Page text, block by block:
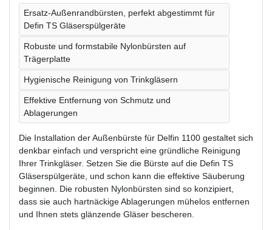
Ersatz-Außenrandbürsten, perfekt abgestimmt für
Defin TS Gläserspülgeräte
Robuste und formstabile Nylonbürsten auf
Trägerplatte
Hygienische Reinigung von Trinkgläsern
Effektive Entfernung von Schmutz und
Ablagerungen
Die Installation der Außenbürste für Delfin 1100 gestaltet sich
denkbar einfach und verspricht eine gründliche Reinigung
Ihrer Trinkgläser. Setzen Sie die Bürste auf die Defin TS
Gläserspülgeräte, und schon kann die effektive Säuberung
beginnen. Die robusten Nylonbürsten sind so konzipiert,
dass sie auch hartnäckige Ablagerungen mühelos entfernen
und Ihnen stets glänzende Gläser bescheren.